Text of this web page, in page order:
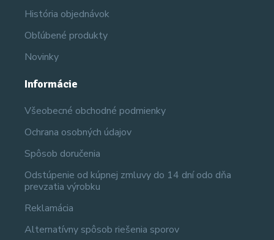
História objednávok
Obľúbené produkty
Novinky
Informácie
Všeobecné obchodné podmienky
Ochrana osobných údajov
Spôsob doručenia
Odstúpenie od kúpnej zmluvy do 14 dní odo dňa
prevzatia výrobku
Reklamácia
Alternatívny spôsob riešenia sporov